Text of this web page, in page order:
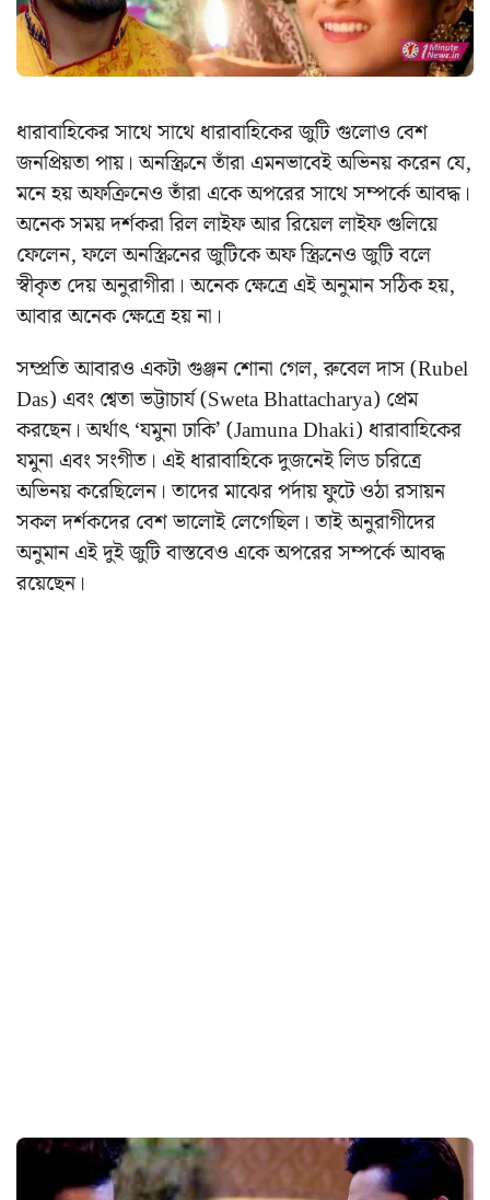
ধারাবাহিকের সাথে সাথে ধারাবাহিকের জুটি গুলোও বেশ
জনপ্রিয়তা পায়। অনস্ক্রিনে তাঁরা এমনভাবেই অভিনয় করেন যে,
মনে হয় অফক্রিনেও তাঁরা একে অপরের সাথে সম্পর্কে আবদ্ধ।
অনেক সময় দর্শকরা রিল লাইফ আর রিয়েল লাইফ গুলিয়ে
ফেলেন, ফলে অনস্ক্রিনের জুটিকে অফ স্ক্রিনেও জুটি বলে
স্বীকৃত দেয় অনুরাগীরা। অনেক ক্ষেত্রে এই অনুমান সঠিক হয়,
আবার অনেক ক্ষেত্রে হয় না।
সম্প্রতি আবারও একটা গুঞ্জন শোনা গেল, রুবেল দাস (Rubel
Das) এবং শ্বেতা ভট্টাচার্য (Sweta Bhattacharya) প্রেম
করছেন। অর্থাৎ ‘যমুনা ঢাকি’ (Jamuna Dhaki) ধারাবাহিকের
যমুনা এবং সংগীত। এই ধারাবাহিকে দুজনেই লিড চরিত্রে
অভিনয় করেছিলেন। তাদের মাঝের পর্দায় ফুটে ওঠা রসায়ন
সকল দর্শকদের বেশ ভালোই লেগেছিল। তাই অনুরাগীদের
অনুমান এই দুই জুটি বাস্তবেও একে অপরের সম্পর্কে আবদ্ধ
রয়েছেন।